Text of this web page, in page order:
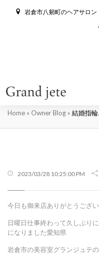
岩倉市八剱町のヘアサロ
結婚指輪♪
Home » Owner Blog » 結婚指輪
2023/03/28 10:25:00 PM
今日も御来店ありがとうござ
日曜日仕事終わって久しぶり
になりました愛知県
岩倉市の美容室グランジュテ